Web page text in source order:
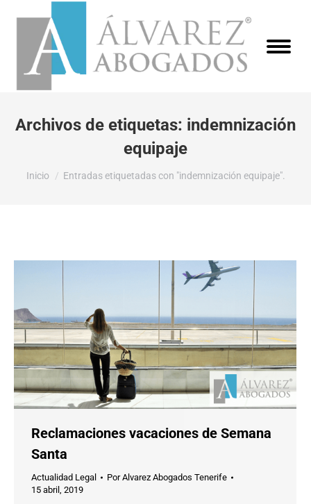
Archivos de etiquetas: indemnización
equipaje
Estás aquí:
Inicio Entradas etiquetadas con "indemnización equipaje".
Reclamaciones vacaciones de Semana
Santa
Actualidad Legal PorAlvarez Abogados Tenerife
15 abril, 2019